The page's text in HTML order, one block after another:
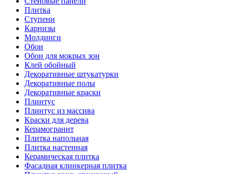
Плитка
Ступени
Карнизы
Молдинги
Обои
Обои для мокрых зон
Клей обойный
Декоративные штукатурки
Декоративные полы
Декоративные краски
Плинтус
Плинтус из массива
Краски для дерева
Керамогранит
Плитка напольная
Плитка настенная
Керамическая плитка
Фасадная клинкерная плитка